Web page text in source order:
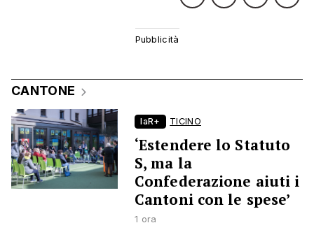
CANTONE
laR+ TICINO
‘Estendere lo Statuto
S, ma la
Confederazione aiuti i
Cantoni con le spese’
1 ora